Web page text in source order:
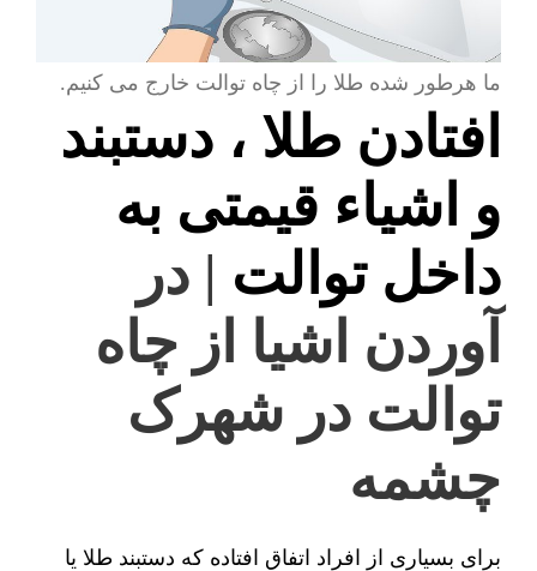
ما هرطور شده طلا را از چاه توالت خارج می کنیم.
افتادن طلا ، دستبند
و اشیاء قیمتی به
داخل توالت | در
آوردن اشیا از چاه
توالت در شهرک
چشمه
برای بسیاری از افراد اتفاق افتاده که دستبند طلا یا